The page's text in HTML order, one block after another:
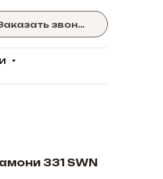
Заказать звонок
331 SWN